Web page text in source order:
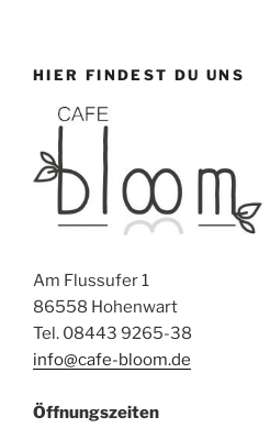
HIER FINDEST DU UNS
Am Flussufer 1
86558 Hohenwart
Tel. 08443 9265-38
info@cafe-bloom.de
Öffnungszeiten